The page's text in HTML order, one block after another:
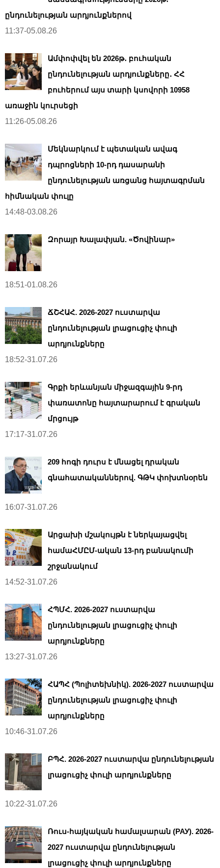
ընդունելության արդյունքներով
11:37-05.08.26
Ամփոփվել են 2026թ․ բուհական
ընդունելության արդյունքները․ ՀՀ
բուհերում այս տարի կսովորի 10958
առաջին կուրսեցի
11:26-05.08.26
Մեկնարկում է պետական ավագ
դպրոցների 10-րդ դասարանի
ընդունելության առցանց հայտագրման
հիմնական փուլը
14:48-03.08.26
Զորայր Խալափյան. «Ծովինար»
18:51-01.08.26
ՃՇՀԱՀ. 2026-2027 ուստարվա
ընդունելության լրացուցիչ փուլի
արդյունքները
18:52-31.07.26
Գրքի երևանյան միջազգային 9-րդ
փառատոնը հայտարարում է գրական
մրցույթ
17:17-31.07.26
209 հոգի դուրս է մնացել դրական
գնահատականներով. ԳԹԿ փոխտնօրեն
16:07-31.07.26
Արցախի մշակույթն է ներկայացվել
համաՀՄԸՄ-ական 13-րդ բանակումի
շրջանակում
14:52-31.07.26
ՀՊՄՀ. 2026-2027 ուստարվա
ընդունելության լրացուցիչ փուլի
արդյունքները
13:27-31.07.26
ՀԱՊՀ (Պոլիտեխնիկ). 2026-2027 ուստարվա
ընդունելության լրացուցիչ փուլի
արդյունքները
10:46-31.07.26
ԲՊՀ. 2026-2027 ուստարվա ընդունելության
լրացուցիչ փուլի արդյունքները
10:22-31.07.26
Ռուս-հայկական համալսարան (РАУ). 2026-
2027 ուստարվա ընդունելության
լրացուցիչ փուլի արդյունքները